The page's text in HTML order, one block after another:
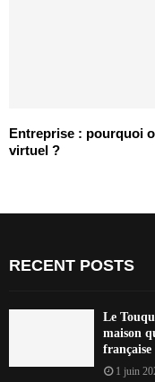
Entreprise : pourquoi
virtuel ?
RECENT POSTS
Le
maison
française
1 juin